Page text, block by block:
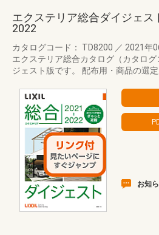
エクステリア総合ダイジェス
2022
カタログコード： TD8200 ／ 2021年
エクステリア総合カタログ（カタロ
ジェスト版です。 配布用・商品の選
お知